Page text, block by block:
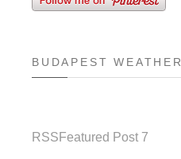
BUDAPEST WEATHER
RSS Featured Post 7